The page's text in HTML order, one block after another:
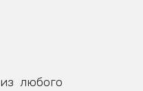
любого